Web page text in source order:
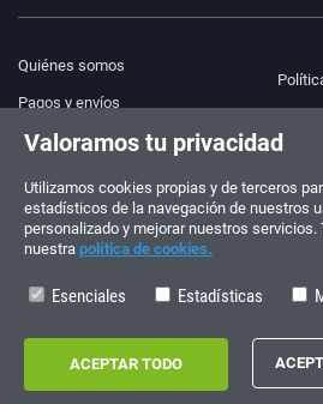
Quiénes somos
Pagos y envíos
Aviso legal
Política de privacidad
PEDIDOS Y CONSULTAS
+34 910 600 459
HORARIO DE VERANO
Lunes a viernes: 10:00 - 14:00
Valoramos tu privacidad
Utilizamos cookies propias y de terceros
estadísticos de la navegación de nuestros
personalizado y mejorar nuestros
nuestra política de cookies.
Esenciales Estadísticas